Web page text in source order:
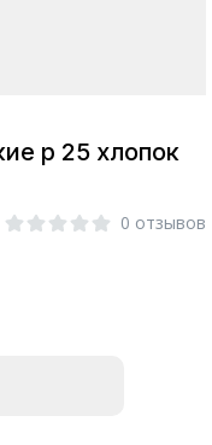
р 25 хлопок
0 отзывов